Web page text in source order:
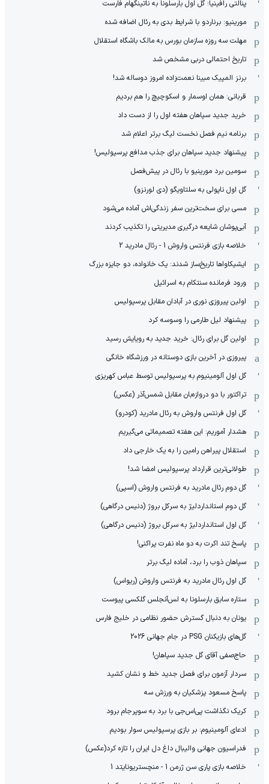
پنالتی رافینیا؛ گل اول بارسلونا به ناتینگهام فارست
مورینیو: برناردو با شرایط بدی به رئال اضافه شده
مهلت سه روزه سازمان بورس به مالک باشگاه استقلال
تاریخ احتمالی دربی مشخص شد
برنز المپیک مبینا نعمت‌زاده امروز دوساله شد!
قربانی: همان اوسمار و اسکوچیچ را هم بردیم
خرید جدید سپاهان هفته اول را از دست داد
برنامه نیم فصل نخست لیگ برتر اعلام شد
پیشنهاد جدید سپاهان برای جذب مدافع پرسپولیس!
سومین برد مورینیو با رئال در پیش‌فصل
گل اول ناپولی به سلتاویگو (دی لورنزو)
مسی برای سخت‌ترین سفر زندگی‌اش آماده می‌شود
آبی‌پوشان شایعه درگیری مدیریتی را تکذیب کردند
خلاصه بازی فرنتس واروش 1 - رئال مادرید 2
ایشیکاوا‌ها تاریخ‌ساز شدند: یک خانواده، دو جایزه بزرگ
ورود فرمانده سنتکام به اسرائیل
اولین پیروزی نوری در آبادان مقابل پرسپولیس
پیشنهاد لیل طارمی را وسوسه کرد
اولین گل برای رئال: خرید جدید به رویایش رسید
پیروزی در آخرین بازی دوستانه در ورزشگاه خانگی
گل اول آلومینیوم به پرسپولیس توسط عباس کهریزی
تراکتور با دو دروازه‌بان مقابل شمس‌آذر (عکس)
گل اول فرنتس واروش به رئال مادرید (کودرو)
هشدار آموریم: این هفته تصمیماتی می‌گیریم
استقلال پیراهن رامین را به یک خارجی داد
طولانی‌ترین قرارداد پرسپولیس امضا شد!
گل دوم رئال مادرید به فرنتس واروش (اسپی)
گل دوم استانداردلیژ به سرکل بروژ (دنیس درگاهی)
گل اول استانداردلیژ به سرکل بروژ (دنیس درگاهی)
پاسخ تند اکرت به دو ماه نفرت پراکنی!
سپاهان ذوب را برد، آماده لیگ برتر
گل اول رئال مادرید به فرنتس واروش (ریواس)
ستاره سابق بارسلونا به لس‌آنجلس گلکسی پیوست
یونان به دنبال گسترش حضور نظامی در خلیج فارس
گل‌های بازیکنان PSG در جام جهانی 2026
حاج‌صفی آقای گل جدید سپاهان!
سردار آزمون برای فصل جدید خط و نشان کشید
پاسخ مسعود پزشکیان به ورزش سه
کریک نگذاشت پی‌اس‌جی با برد به سوپرجام برود
ادعای آلومینیوم: بر بازی پرسپولیس سوار بودیم
فدراسیون جهانی والیبال داغ دل ایران را تازه کرد(عکس)
خلاصه بازی پاری سن ژرمن 1 - منچستریونایتد 1